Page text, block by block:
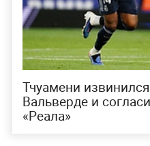
Тчуамени
Вальверде и
«Реала»